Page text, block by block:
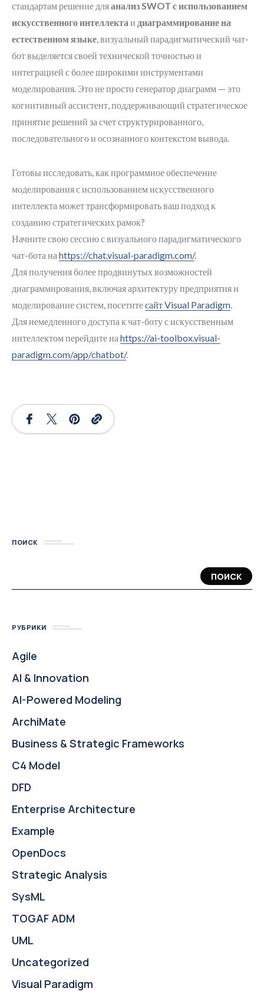
стандартам решение дляанализ SWOT с использованием
искусственного интеллекта и диаграммирование на
естественном языке, визуальный парадигматический чат-
бот выделяется своей технической точностью и
интеграцией с более широкими инструментами
моделирования. Это не просто генератор диаграмм — это
когнитивный ассистент, поддерживающий стратегическое
принятие решений за счет структурированного,
последовательного и осознанного контекстом вывода.
Готовы исследовать, как программное обеспечение
моделирования с использованием искусственного
интеллекта может трансформировать ваш подход к
созданию стратегических рамок?
Начните свою сессию с визуального парадигматического
чат-бота на https://chat.visual-paradigm.com/.
Для получения более продвинутых возможностей
диаграммирования, включая архитектуру предприятия и
моделирование систем, посетитесайт Visual Paradigm.
Для немедленного доступа к чат-боту с искусственным
интеллектом перейдите на https://ai-toolbox.visual-
paradigm.com/app/chatbot/.
ПОИСК
ПОИСК
РУБРИКИ
Agile
AI & Innovation
AI-Powered Modeling
ArchiMate
Business & Strategic Frameworks
C4 Model
DFD
Enterprise Architecture
Example
OpenDocs
Strategic Analysis
SysML
TOGAF ADM
UML
Uncategorized
Visual Paradigm